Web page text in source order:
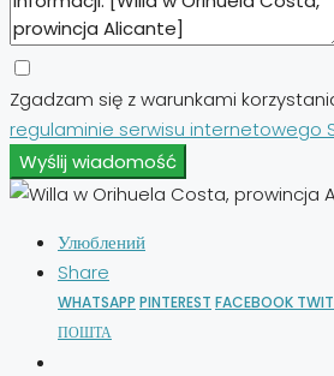
Zgadzam się z warunkami
regulaminie serwisu internetowego
Wyślij wiadomość
Улюблений
Share
WHATSAPP PINTEREST FACEBOOK
ПОШТА